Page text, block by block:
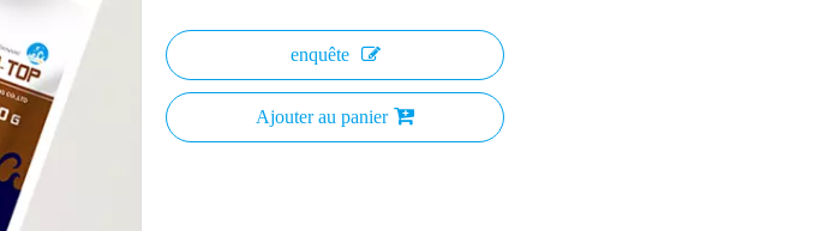
enquête
Ajouter au panier